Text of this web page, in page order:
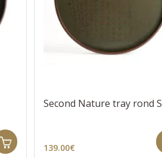
Second Nature tray rond S
139.00€